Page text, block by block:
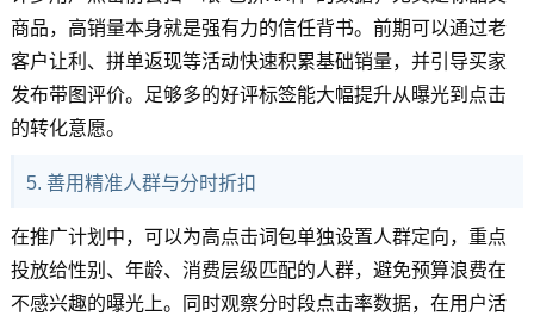
商品，高销量本身就是强有力的信任背书。前期可以通过老
客户让利、拼单返现等活动快速积累基础销量，并引导买家
发布带图评价。足够多的好评标签能大幅提升从曝光到点击
的转化意愿。
5. 善用精准人群与分时折扣
在推广计划中，可以为高点击词包单独设置人群定向，重点
投放给性别、年龄、消费层级匹配的人群，避免预算浪费在
不感兴趣的曝光上。同时观察分时段点击率数据，在用户活